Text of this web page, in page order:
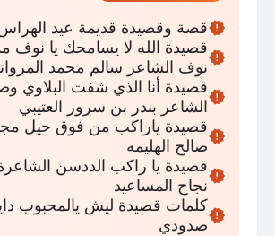
قصة وقصيدة قديمة عيد
قصيدة الله لا يسامحك يا نوف
نوف الشاعر سالم محمد
قصيدة أنا الذي شفت البلاوي
الشاعر بندر بن سرور العتيبي
قصيدة ياراكب من فوق حيل
صالح الهليمه
قصيدة يا راكب الددسن الشاعرة
نجاح المساعيد
كلمات قصيدة ليش يالمحبوب
صدودي